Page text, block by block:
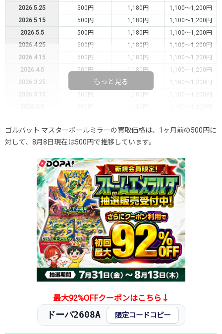
2026.5.25 500円 1,180円
1,100～1,200円
2026.5.15
500円 1,180円
1,100～1,200円
2026.5.5
500円 1,180円
1,100～1,200円
2026.4.25
500円 1,180円
1,100～1,200円
2026.4.15
500円 1,180円
1,100～1,200円
2026.4.5
500円 1,180円
1,100～1,200円
2026.3.25
1,100～1,200円
2026.3.15
500円 1,180円
1,100～1,200円
2026.2.15
500円 1,180円
1,100～1,200円
2026.2.5
500円 1,180円
2026.1.25
500円 1,180円
1,100～1,200円
2026.1.15
500円 1,180円
1,100～1,200円
2026.1.5
500円 1,180円
1,100～1,200円
2025.12.25
500円 1,180円
1,100～1,200円
2025.12.15
500円 1,180円
1,100～1,200円
2025.12.5
500円 1,180円
1,100～1,200円
2025.11.25
500円 1,180円
1,100～1,200円
2025.11.15
500円 1,180円
1,100～1,200円
2025.11.5
500円 1,180円
1,100～1,200円
2025.10.25
500円 1,180円
1,100～1,200円
発売日初動
300円 1,980円 1,800～2,100円
もっと見る
ゴルバット マスターボールミラーの買取価格は、1ヶ月前の500円に
対して、8月8日現在は500円で推移しています。
最大92%OFFクーポンはこちら↓
ドーパ2608A 限定コードコピー